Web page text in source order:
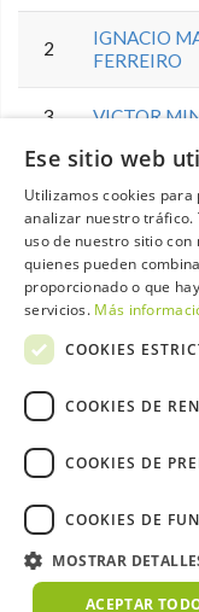
2
IGNACIO
FERREIRO
3 VICTOR
5 ALVARO
6
7 PABLO
8
AITOR
10 MIGUEL
Ese sitio web
Utilizamos cookies
analizar nuestro tráfico.
uso de nuestro sitio con
quienes pueden
proporcionado o que
servicios. Más
COOKIES
COOKIES DE
COOKIES DE
COOKIES DE
MOSTRAR
ACEPTAR